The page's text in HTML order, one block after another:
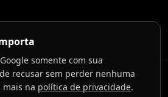
somente com sua
recusar sem perder nenhuma
mais na política de privacidade.